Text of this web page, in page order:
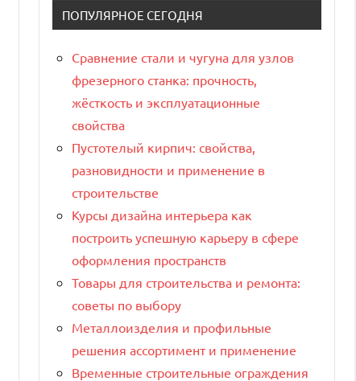
ПОПУЛЯРНОЕ СЕГОДНЯ
Сравнение стали и чугуна для узлов
фрезерного станка: прочность,
жёсткость и эксплуатационные
свойства
Пустотелый кирпич: свойства,
разновидности и применение в
строительстве
Курсы дизайна интерьера как
построить успешную карьеру в сфере
оформления пространств
Товары для строительства и ремонта:
советы по выбору
Металлоизделия и профильные
решения ассортимент и применение
Временные строительные ограждения